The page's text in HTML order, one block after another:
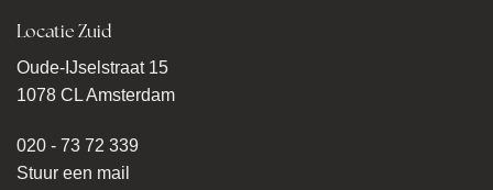
Locatie Zuid
Oude-IJselstraat 15
1078 CL Amsterdam
020 - 73 72 339
Stuur een mail